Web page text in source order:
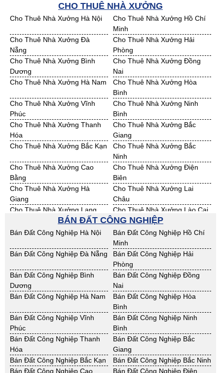
Bán Đất KCN Kon Tum
Bán Đất KCN Nghệ An
Bán Đất KCN Ninh Thuận
Bán Đất KCN Phú Yên
Bán Đất KCN Quảng Nam
Bán Đất KCN Quảng Ngãi
Bán Đất KCN Bà Rịa - VT
Bán Đất KCN Cần Thơ
Bán Đất KCN An Giang
Bán Đất KCN Bạc Liêu
Bán Đất KCN Bến Tre
Bán Đất KCN Bình Phước
Bán Đất KCN Cà Mau
Bán Đất KCN Đồng Tháp
Bán Đất KCN Hậu Giang
Bán Đất KCN Long An
Bán Đất KCN Sóc Trăng
Bán Đất KCN Tây Ninh
Bán Đất KCN Tiền Giang
Bán Đất KCN Trà Vinh
Bán Đất KCN Vĩnh Long
Bán Đất KCN Hải Dương
Bán Đất KCN Hưng Yên
Bán Đất KCN Quảng Ninh
CHO THUÊ NHÀ XƯỞNG
Cho Thuê Nhà Xưởng Hà Nội
Cho Thuê Nhà Xưởng Hồ Chí
Minh
Cho Thuê Nhà Xưởng Đà
Nẵng
Cho Thuê Nhà Xưởng Hải
Phòng
Cho Thuê Nhà Xưởng Bình
Dương
Cho Thuê Nhà Xưởng Đồng
Nai
Cho Thuê Nhà Xưởng Hà Nam
Cho Thuê Nhà Xưởng Hòa
Bình
Cho Thuê Nhà Xưởng Vĩnh
Phúc
Cho Thuê Nhà Xưởng Ninh
Bình
Cho Thuê Nhà Xưởng Thanh
Hóa
Cho Thuê Nhà Xưởng Bắc
Giang
Cho Thuê Nhà Xưởng Bắc Kạn
Cho Thuê Nhà Xưởng Bắc
Ninh
Cho Thuê Nhà Xưởng Cao
Bằng
Cho Thuê Nhà Xưởng Điện
Biên
Cho Thuê Nhà Xưởng Hà
Giang
Cho Thuê Nhà Xưởng Lai
Châu
Cho Thuê Nhà Xưởng Lạng
Cho Thuê Nhà Xưởng Lào Cai
Cho Thuê Nhà Xưởng Nam
Định
Cho Thuê Nhà Xưởng Phú Thọ
Cho Thuê Nhà Xưởng Sơn La
Cho Thuê Nhà Xưởng Thái
Bình
Cho Thuê Nhà Xưởng Thái
Nguyên
Cho Thuê Nhà Xưởng Tuyên
Quang
Cho Thuê Nhà Xưởng Yên Bái
Cho Thuê Nhà Xưởng Thừa T.
Huế
Cho Thuê Nhà Xưởng Khánh
Hoà
Cho Thuê Nhà Xưởng Lâm
Đồng
Cho Thuê Nhà Xưởng Bình
Định
Cho Thuê Nhà Xưởng Bình
Thuận
Cho Thuê Nhà Xưởng Đăk
Cho Thuê Nhà Xưởng ĐắkLắk
BÁN ĐẤT CÔNG NGHIỆP
Bán Đất Công Nghiệp Hà Nội
Bán Đất Công Nghiệp Hồ Chí
Minh
Bán Đất Công Nghiệp Đà Nẵng
Bán Đất Công Nghiệp Hải
Phòng
Bán Đất Công Nghiệp Bình
Dương
Bán Đất Công Nghiệp Đồng
Nai
Bán Đất Công Nghiệp Hà Nam
Bán Đất Công Nghiệp Hòa
Bình
Bán Đất Công Nghiệp Vĩnh
Phúc
Bán Đất Công Nghiệp Ninh
Bình
Bán Đất Công Nghiệp Thanh
Hóa
Bán Đất Công Nghiệp Bắc
Giang
Bán Đất Công Nghiệp Bắc Kạn
Bán Đất Công Nghiệp Bắc Ninh